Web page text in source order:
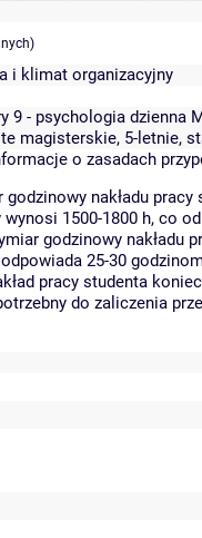
i klimat organizacyjny
9 - psychologia dzienna
magisterskie, 5-letnie,
o zasadach
godzinowy nakładu
1500-1800 h, co
godzinowy nakładu
25-30
pracy studenta
do zaliczenia